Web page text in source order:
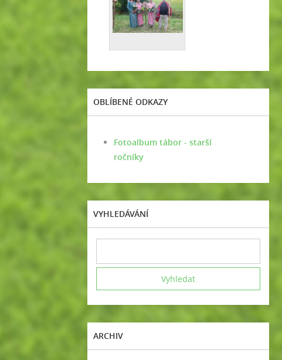
OBLÍBENÉ ODKAZY
Fotoalbum tábor - starší
ročníky
VYHLEDÁVÁNÍ
ARCHIV